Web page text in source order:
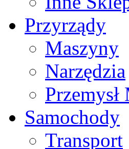
Przyrządy
Maszyny
Narzędzia
Samochody
Transport